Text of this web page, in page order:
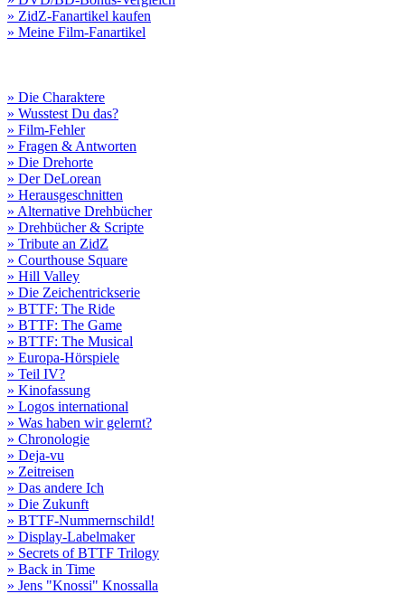
» ZidZ-Fanartikel kaufen
» Meine Film-Fanartikel
» Die Charaktere
» Wusstest Du das?
» Film-Fehler
» Fragen & Antworten
» Die Drehorte
» Der DeLorean
» Herausgeschnitten
» Alternative Drehbücher
» Drehbücher & Scripte
» Tribute an ZidZ
» Courthouse Square
» Hill Valley
» Die Zeichentrickserie
» BTTF: The Ride
» BTTF: The Game
» BTTF: The Musical
» Europa-Hörspiele
» Teil IV?
» Kinofassung
» Logos international
» Was haben wir gelernt?
» Chronologie
» Deja-vu
» Zeitreisen
» Das andere Ich
» Die Zukunft
» BTTF-Nummernschild!
» Display-Labelmaker
» Secrets of BTTF Trilogy
» Back in Time
» Jens "Knossi" Knossalla